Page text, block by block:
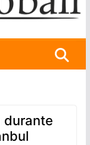
durante